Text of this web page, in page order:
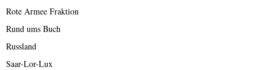
Rote Armee Fraktion
Rund ums Buch
Russland
Saar-Lor-Lux